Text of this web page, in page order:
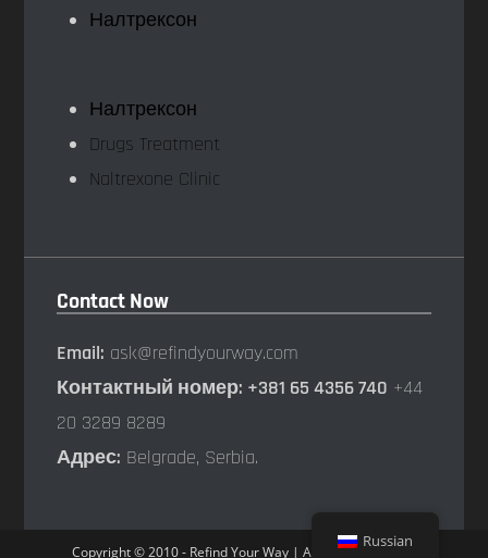
Налтрексон
Налтрексон
Drugs Treatment
Naltrexone Clinic
Contact Now
Email: ask@refindyourway.com
Контактный номер: +381 65 4356 740 +44
20 3289 8289
Адрес: Belgrade, Serbia.
Copyright © 2010 - Refind Your Way | All rights reserved.
Russian